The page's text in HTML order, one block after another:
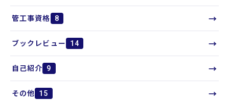
管工事資格 8 →
ブックレビュー 14 →
自己紹介 9 →
その他 15 →